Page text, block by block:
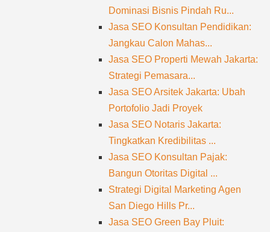
Dominasi Bisnis Pindah Ru...
Jasa SEO Konsultan Pendidikan:
Jangkau Calon Mahas...
Jasa SEO Properti Mewah Jakarta:
Strategi Pemasara...
Jasa SEO Arsitek Jakarta: Ubah
Portofolio Jadi Proyek
Jasa SEO Notaris Jakarta:
Tingkatkan Kredibilitas ...
Jasa SEO Konsultan Pajak:
Bangun Otoritas Digital ...
Strategi Digital Marketing Agen
San Diego Hills Pr...
Jasa SEO Green Bay Pluit: